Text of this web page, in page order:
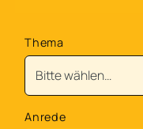
Thema
Anrede